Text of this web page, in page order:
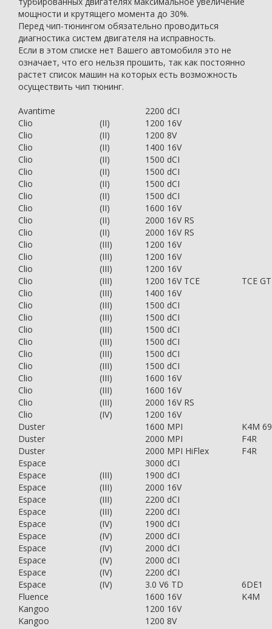
мощности и крутящего момента до 30%.
Перед чип-тюнингом обязательно проводиться
диагностика систем двигателя на исправность.
Если в этом списке нет Вашего автомобиля это не
означает, что его нельзя прошить, так как постоянно
растет список машин на которых есть возможность
осуществить чип тюнинг.
Avantime
2200 dCI
Clio
(II)
1200 16V
Clio
(II)
1200 8V
Clio
(II)
1400 16V
Clio
(II)
1500 dCI
Clio
(II)
1500 dCI
Clio
(II)
1500 dCI
Clio
(II)
1500 dCI
Clio
(II)
1600 16V
Clio
(II)
2000 16V RS
Clio
(II)
2000 16V RS
Clio
(III)
1200 16V
Clio
(III)
1200 16V
Clio
(III)
1200 16V
Clio
(III) 1200 16V TCE
TCE GT
Clio
(III)
1400 16V
Clio
(III)
1500 dCI
Clio
(III)
1500 dCI
Clio
(III)
1500 dCI
Clio
(III)
1500 dCI
Clio
(III)
1500 dCI
Clio
(III)
1500 dCI
Clio
(III)
1600 16V
Clio
(III)
1600 16V
Clio
(III)
2000 16V RS
Clio
(IV)
1200 16V
Duster
1600 MPI
K4M
Duster
2000 MPI
F4R
Duster
2000 MPI HiFlex
F4R
Espace
3000 dCI
Espace
(III)
1900 dCI
Espace
(III)
2000 16V
Espace
(III)
2200 dCI
Espace
(III)
2200 dCI
Espace
(IV)
1900 dCI
Espace
(IV)
2000 dCI
Espace
(IV)
2000 dCI
Espace
(IV)
2000 dCI
Espace
(IV)
2200 dCI
Espace
(IV) 3.0 V6 TD
6DE1
Fluence
1600 16V
K4M
Kangoo
1200 16V
Kangoo
1200 8V